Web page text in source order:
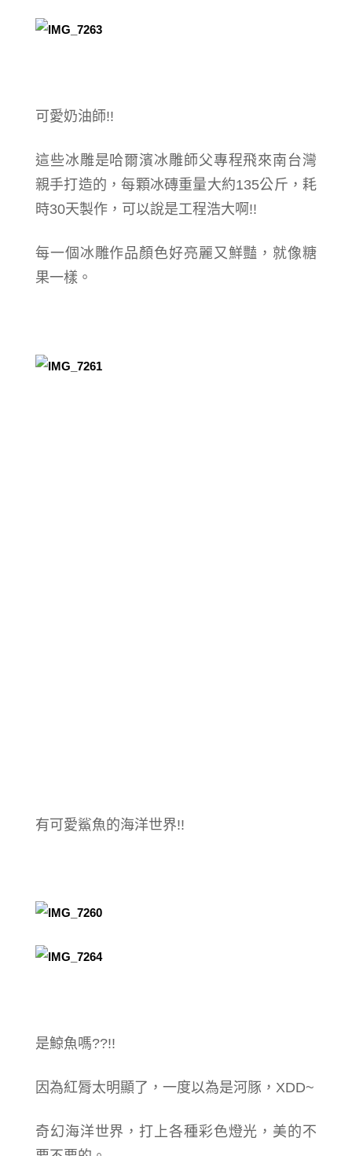
可愛奶油師!!
這些冰雕是哈爾濱冰雕師父專程飛來南台灣
親手打造的，每顆冰磚重量大約135公斤，耗
時30天製作，可以說是工程浩大啊!!
每一個冰雕作品顏色好亮麗又鮮豔，就像糖
果一樣。
有可愛鯊魚的海洋世界!!
是鯨魚嗎??!!
因為紅脣太明顯了，一度以為是河豚，XDD~
奇幻海洋世界，打上各種彩色燈光，美的不